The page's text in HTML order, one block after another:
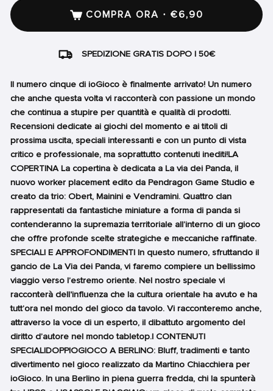
COMPRA ORA · €6,90
SPEDIZIONE GRATIS DOPO I 50€
Il numero cinque di ioGioco è finalmente arrivato! Un numero
che anche questa volta vi racconterà con passione un mondo
che continua a stupire per quantità e qualità di prodotti.
Recensioni dedicate ai giochi del momento e ai titoli di
prossima uscita, speciali interessanti e con un punto di vista
critico e professionale, ma soprattutto contenuti inediti!LA
COPERTINA La copertina è dedicata a La via dei Panda, il
nuovo worker placement edito da Pendragon Game Studio e
creato da trio: Obert, Mainini e Vendramini. Quattro clan
rappresentati da fantastiche miniature a forma di panda si
contenderanno la supremazia territoriale all’interno di un gioco
che offre profonde scelte strategiche e meccaniche raffinate.
SPECIALI E APPROFONDIMENTI In questo numero, sfruttando il
gancio de La Via dei Panda, vi faremo compiere un bellissimo
viaggio verso l’estremo oriente. Nel nostro speciale vi
racconterà dell'influenza che la cultura orientale ha avuto e ha
tutt’ora nel mondo del gioco da tavolo. Vi racconteremo anche,
attraverso la voce di un esperto, il dibattuto argomento del
diritto d’autore nel mondo tabletop.I CONTENUTI
SPECIALIDOPPIOGIOCO A BERLINO: Bluff, tradimenti e tanto
divertimento nel gioco realizzato da Martino Chiacchiera per
ioGioco. In una Berlino in piena guerra fredda, chi la spunterà